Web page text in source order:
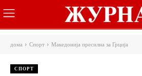
дома Спорт Македонија пресилна за Грција
СПОРТ